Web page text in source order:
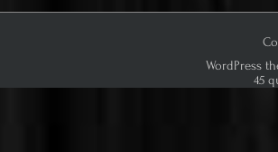
WordPress
45